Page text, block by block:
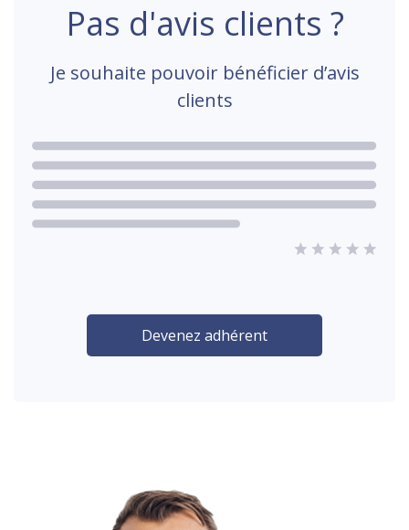
Pas d'avis clients ?
Je souhaite pouvoir bénéficier d’avis
clients
Devenez adhérent